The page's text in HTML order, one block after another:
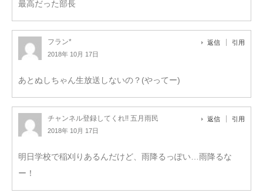
最高だった部長
フラン*
2018年 10月 17日
返信 引用
あとぬしちゃん生放送しないの？(やってー)
チャンネル登録してくれ!! 五月雨民
2018年 10月 17日
返信 引用
明日学校で稲刈りあるんだけど、雨降るっぽい…雨降るな
ー！